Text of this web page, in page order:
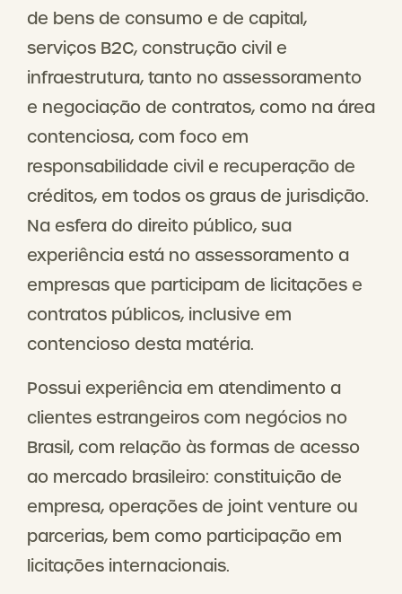
de bens de consumo e de capital,
serviços B2C, construção civil e
infraestrutura, tanto no assessoramento
e negociação de contratos, como na área
contenciosa, com foco em
responsabilidade civil e recuperação de
créditos, em todos os graus de jurisdição.
Na esfera do direito público, sua
experiência está no assessoramento a
empresas que participam de licitações e
contratos públicos, inclusive em
contencioso desta matéria.
Possui experiência em atendimento a
clientes estrangeiros com negócios no
Brasil, com relação às formas de acesso
ao mercado brasileiro: constituição de
empresa, operações de joint venture ou
parcerias, bem como participação em
licitações internacionais.